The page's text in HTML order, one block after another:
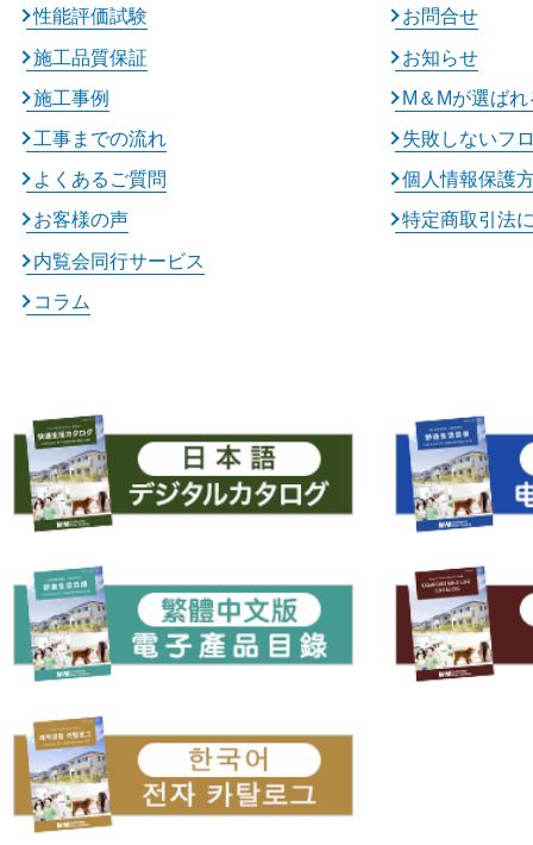
性能評価試験
施工品質保証
施工事例
工事までの流れ
よくあるご質問
お客様の声
内覧会同行サービス
コラム
お問合せ
お知らせ
M＆Mが選ば
失敗しないフ
個人情報保護
特定商取引法